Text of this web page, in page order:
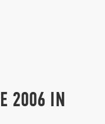
2006 IN